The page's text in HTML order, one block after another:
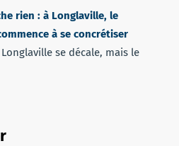
rien : à Longlaville, le
à se concrétiser
se décale, mais le